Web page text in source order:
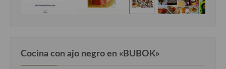
Cocina con ajo negro en «BUBOK»